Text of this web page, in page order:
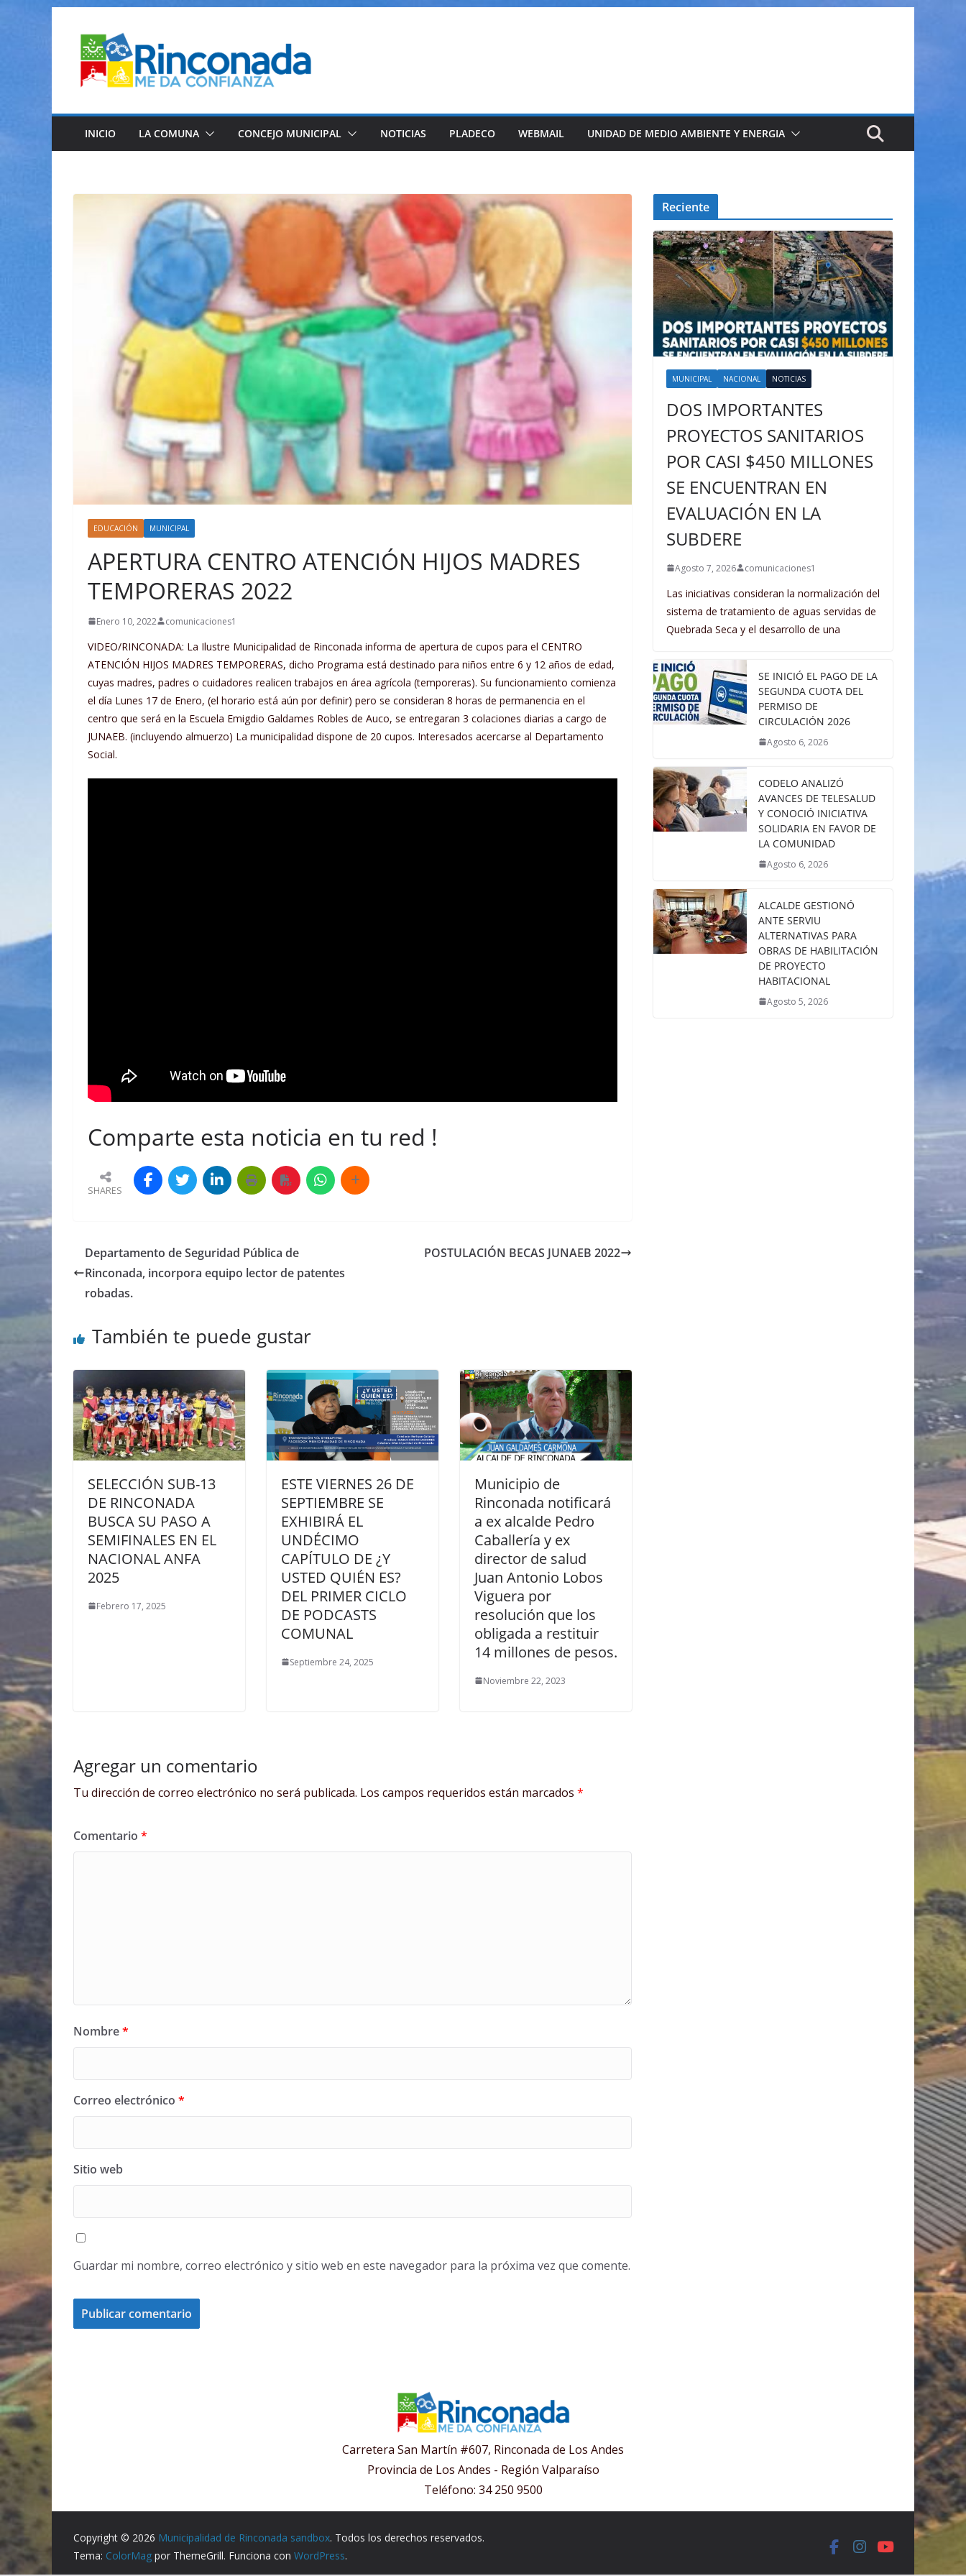
contenido
INICIO LA COMUNA CONCEJO MUNICIPAL NOTICIAS PLADECO WEBMAIL UNIDAD DE MEDIO AMBIENTE Y ENERGIA
EDUCACIÓN MUNICIPAL
APERTURA CENTRO ATENCIÓN HIJOS MADRES
TEMPORERAS 2022
Enero 10, 2022 comunicaciones1
VIDEO/RINCONADA: La Ilustre Municipalidad de Rinconada informa de apertura de cupos para el CENTRO
ATENCIÓN HIJOS MADRES TEMPORERAS, dicho Programa está destinado para niños entre 6 y 12 años de edad,
cuyas madres, padres o cuidadores realicen trabajos en área agrícola (temporeras). Su funcionamiento comienza
el día Lunes 17 de Enero, (el horario está aún por definir) pero se consideran 8 horas de permanencia en el
centro que será en la Escuela Emigdio Galdames Robles de Auco, se entregaran 3 colaciones diarias a cargo de
JUNAEB. (incluyendo almuerzo) La municipalidad dispone de 20 cupos. Interesados acercarse al Departamento
Social.
Comparte esta noticia en tu red !
SHARES
Departamento de Seguridad Pública de
Rinconada, incorpora equipo lector de patentes
robadas.
POSTULACIÓN BECAS JUNAEB 2022
También te puede gustar
SELECCIÓN SUB-13
DE RINCONADA
BUSCA SU PASO A
SEMIFINALES EN EL
NACIONAL ANFA
2025
Febrero 17, 2025
ESTE VIERNES 26 DE
SEPTIEMBRE SE
EXHIBIRÁ EL
UNDÉCIMO
CAPÍTULO DE ¿Y
USTED QUIÉN ES?
DEL PRIMER CICLO
DE PODCASTS
COMUNAL
Septiembre 24, 2025
Municipio de
Rinconada notificará
a ex alcalde Pedro
Caballería y ex
director de salud
Juan Antonio Lobos
Viguera por
resolución que los
obligada a restituir
14 millones de pesos.
Noviembre 22, 2023
Agregar un comentario
Tu dirección de correo electrónico no será publicada. Los campos requeridos están marcados *
Comentario *
Nombre*
Correo electrónico *
Sitio web
Guardar mi nombre, correo electrónico y sitio web en este navegador para la próxima vez que comente.
Reciente
MUNICIPAL NACIONAL NOTICIAS
DOS IMPORTANTES
PROYECTOS SANITARIOS
POR CASI $450 MILLONES
SE ENCUENTRAN EN
EVALUACIÓN EN LA
SUBDERE
Agosto 7, 2026 comunicaciones1
Las iniciativas consideran la normalización del
sistema de tratamiento de aguas servidas de
Quebrada Seca y el desarrollo de una
SE INICIÓ EL PAGO DE LA
SEGUNDA CUOTA DEL
PERMISO DE
CIRCULACIÓN 2026
Agosto 6, 2026
CODELO ANALIZÓ
AVANCES DE TELESALUD
Y CONOCIÓ INICIATIVA
SOLIDARIA EN FAVOR DE
LA COMUNIDAD
Agosto 6, 2026
ALCALDE GESTIONÓ
ANTE SERVIU
ALTERNATIVAS PARA
OBRAS DE HABILITACIÓN
DE PROYECTO
HABITACIONAL
Agosto 5, 2026
Carretera San Martín #607, Rinconada de Los Andes
Provincia de Los Andes - Región Valparaíso
Teléfono: 34 250 9500
Copyright © 2026 Municipalidad de Rinconada sandbox. Todos los derechos reservados.
Tema: ColorMag por ThemeGrill. Funciona con WordPress.